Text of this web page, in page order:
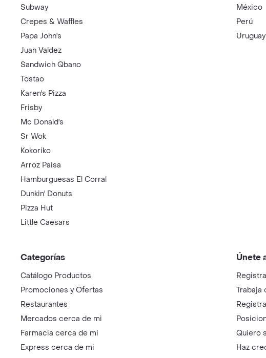
Subway
Crepes & Waffles
Papa John's
Juan Valdez
Sandwich Qbano
Tostao
Karen's Pizza
Frisby
Mc Donald's
Sr Wok
Kokoriko
Arroz Paisa
Hamburguesas El Corral
Dunkin' Donuts
Pizza Hut
Little Caesars
México
Perú
Uruguay
Categorías
Catálogo Productos
Promociones y Ofertas
Restaurantes
Mercados cerca de mi
Farmacia cerca de mi
Express cerca de mi
Únete
Trabaja
Quiero
Haz